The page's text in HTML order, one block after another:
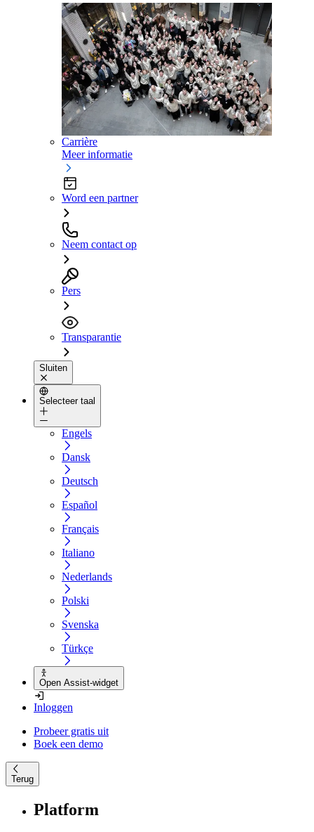
Carrière
Meer informatie
Word een partner
Neem contact op
Pers
Transparantie
Sluiten
Selecteer taal
Engels
Dansk
Deutsch
Español
Français
Italiano
Nederlands
Polski
Svenska
Türkçe
Open Assist-widget
Inloggen
Probeer gratis uit
Boek een demo
Terug
Platform